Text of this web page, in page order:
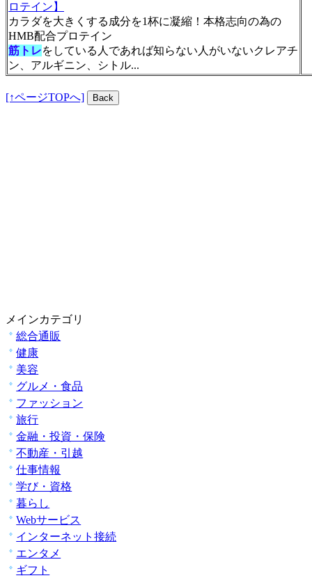
ロテイン】
カラダを大きくする成分を1杯に凝縮！本格志向の為の
HMB配合プロテイン
筋トレをしている人であれば知らない人がいないクレアチ
ン、アルギニン、シトル...
[↑ページTOPへ]
メインカテゴリ
総合通販
健康
美容
グルメ・食品
ファッション
旅行
金融・投資・保険
不動産・引越
仕事情報
学び・資格
暮らし
Webサービス
インターネット接続
エンタメ
ギフト